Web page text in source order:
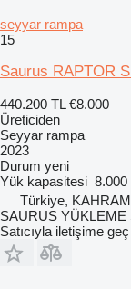
seyyar rampa
15
Saurus RAPTOR
440.200 TL €8.000
Üreticiden
Seyyar rampa
2023
Durum yeni
Yük kapasitesi 8.000
Türkiye,
SAURUS YÜKLEME
Satıcıyla iletişime geç